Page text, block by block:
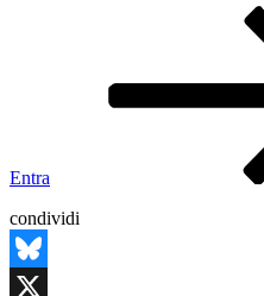
Entra
condividi
Bluesky